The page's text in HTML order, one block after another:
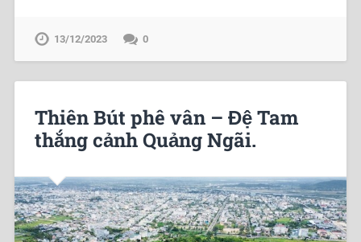
13/12/2023 0
Thiên Bút phê vân – Đệ Tam
thắng cảnh Quảng Ngãi.